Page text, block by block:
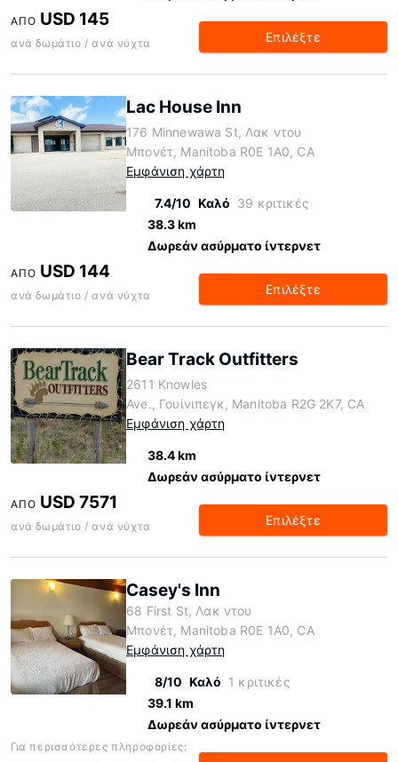
ΑΠΌ USD 145
ανά δωμάτιο / ανά νύχτα Επιλέξτε
Lac House Inn
176 Minnewawa St, Λακ ντου
Μπονέτ, Manitoba R0E 1A0, CA
Εμφάνιση χάρτη
7.4/10 Καλό 39 κριτικές
38.3 km
Δωρεάν ασύρματο ίντερνετ
ΑΠΌ USD 144
ανά δωμάτιο / ανά νύχτα Επιλέξτε
Bear Track Outfitters
2611 Knowles
Ave., Γουίνιπεγκ, Manitoba R2G 2K7, CA
Εμφάνιση χάρτη
38.4 km
Δωρεάν ασύρματο ίντερνετ
ΑΠΌ USD 7571
ανά δωμάτιο / ανά νύχτα Επιλέξτε
Casey's Inn
68 First St, Λακ ντου
Μπονέτ, Manitoba R0E 1A0, CA
Εμφάνιση χάρτη
8/10 Καλό 1 κριτικές
39.1 km
Δωρεάν ασύρματο ίντερνετ
Για περισσότερες πληροφορίες: